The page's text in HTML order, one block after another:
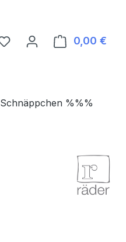
0,00 €
Schnäppchen %%%